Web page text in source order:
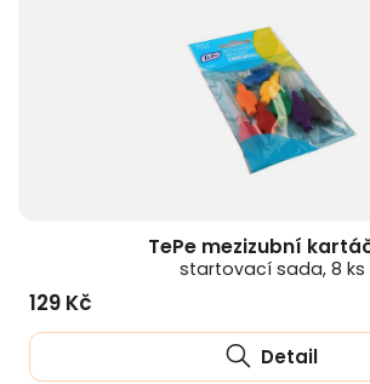
TePe mezizubní
startovací sada, 8 ks
129 Kč
Detail